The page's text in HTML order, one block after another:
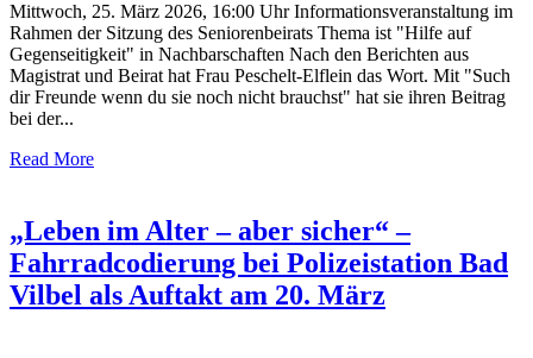
Mittwoch, 25. März 2026, 16:00 Uhr Informationsveranstaltung im
Rahmen der Sitzung des Seniorenbeirats Thema ist "Hilfe auf
Gegenseitigkeit" in Nachbarschaften Nach den Berichten aus
Magistrat und Beirat hat Frau Peschelt-Elflein das Wort. Mit "Such
dir Freunde wenn du sie noch nicht brauchst" hat sie ihren Beitrag
bei der...
Read More
„Leben im Alter – aber sicher“ –
Fahrradcodierung bei Polizeistation Bad
Vilbel als Auftakt am 20. März